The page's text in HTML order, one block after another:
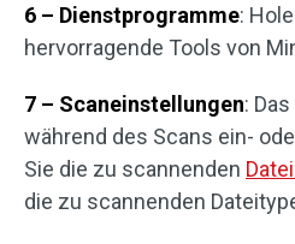
6 – Dienstprogramme:
hervorragende Tools von
7 – Scaneinstellungen:
während des Scans ein-
Sie die zu scannenden
die zu scannenden